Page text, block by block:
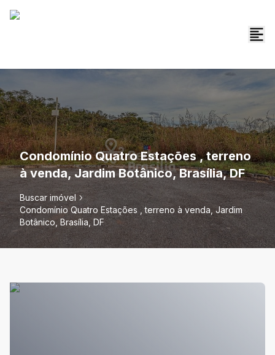
Condomínio Quatro Estações , terreno
à venda, Jardim Botânico, Brasília, DF
Buscar imóvel
Condomínio Quatro Estações , terreno à venda, Jardim
Botânico, Brasília, DF